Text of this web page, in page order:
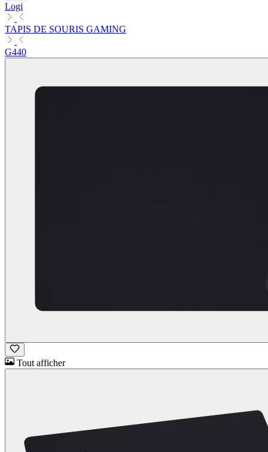
Logi
TAPIS DE SOURIS GAMING
G440
Tout afficher